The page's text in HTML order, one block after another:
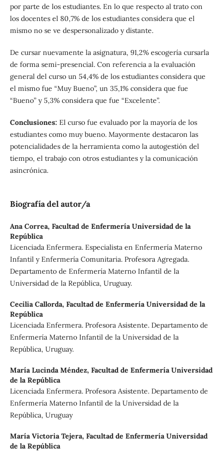
por parte de los estudiantes. En lo que respecto al trato con
los docentes el 80,7% de los estudiantes considera que el
mismo no se ve despersonalizado y distante.
De cursar nuevamente la asignatura, 91,2% escogería cursarla
de forma semi-presencial. Con referencia a la evaluación
general del curso un 54,4% de los estudiantes considera que
el mismo fue “Muy Bueno”, un 35,1% considera que fue
“Bueno” y 5,3% considera que fue “Excelente”.
Conclusiones: El curso fue evaluado por la mayoría de los
estudiantes como muy bueno. Mayormente destacaron las
potencialidades de la herramienta como la autogestión del
tiempo, el trabajo con otros estudiantes y la comunicación
asincrónica.
Biografía del autor/a
Ana Correa, Facultad de Enfermería Universidad de la
República
Licenciada Enfermera. Especialista en Enfermería Materno
Infantil y Enfermería Comunitaria. Profesora Agregada.
Departamento de Enfermería Materno Infantil de la
Universidad de la República, Uruguay.
Cecilia Callorda, Facultad de Enfermería Universidad de la
República
Licenciada Enfermera. Profesora Asistente. Departamento de
Enfermería Materno Infantil de la Universidad de la
República, Uruguay.
María Lucinda Méndez, Facultad de Enfermería Universidad
de la República
Licenciada Enfermera. Profesora Asistente. Departamento de
Enfermería Materno Infantil de la Universidad de la
República, Uruguay
María Victoria Tejera, Facultad de Enfermería Universidad
de la República